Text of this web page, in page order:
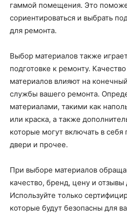
гаммой помещения. Это
сориентироваться и выбрать
для ремонта.
Выбор материалов также
подготовке к ремонту.
материалов влияют на
службы вашего ремонта.
материалами, такими как
или краска, а также
которые могут включать в себя
двери и прочее.
При выборе материалов
качество, бренд, цену и отзывы
Используйте только
которые будут безопасны для